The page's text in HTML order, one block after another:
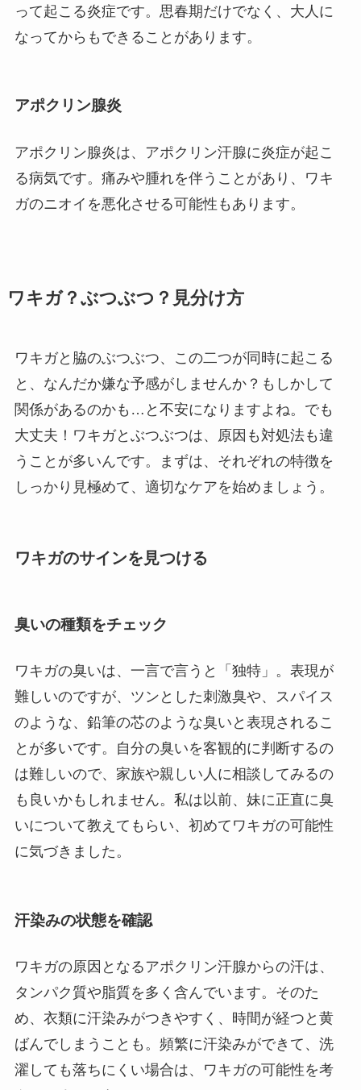
って起こる炎症です。思春期だけでなく、大人に
なってからもできることがあります。
アポクリン腺炎
アポクリン腺炎は、アポクリン汗腺に炎症が起こ
る病気です。痛みや腫れを伴うことがあり、ワキ
ガのニオイを悪化させる可能性もあります。
ワキガ？ぶつぶつ？見分け方
ワキガと脇のぶつぶつ、この二つが同時に起こる
と、なんだか嫌な予感がしませんか？もしかして
関係があるのかも…と不安になりますよね。でも
大丈夫！ワキガとぶつぶつは、原因も対処法も違
うことが多いんです。まずは、それぞれの特徴を
しっかり見極めて、適切なケアを始めましょう。
ワキガのサインを見つける
臭いの種類をチェック
ワキガの臭いは、一言で言うと「独特」。表現が
難しいのですが、ツンとした刺激臭や、スパイス
のような、鉛筆の芯のような臭いと表現されるこ
とが多いです。自分の臭いを客観的に判断するの
は難しいので、家族や親しい人に相談してみるの
も良いかもしれません。私は以前、妹に正直に臭
いについて教えてもらい、初めてワキガの可能性
に気づきました。
汗染みの状態を確認
ワキガの原因となるアポクリン汗腺からの汗は、
タンパク質や脂質を多く含んでいます。そのた
め、衣類に汗染みがつきやすく、時間が経つと黄
ばんでしまうことも。頻繁に汗染みができて、洗
濯しても落ちにくい場合は、ワキガの可能性を考